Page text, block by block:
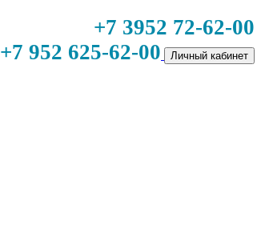
+7 3952 72-62-00
+7 952 625-62-00
Личный кабинет